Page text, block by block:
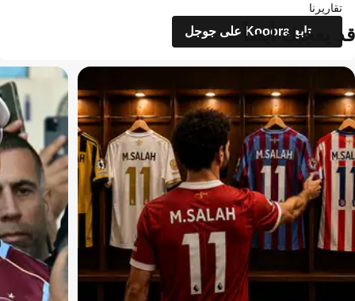
تقاريرنا
تابع Kooora على جوجل
قد يعجبك أيضاً